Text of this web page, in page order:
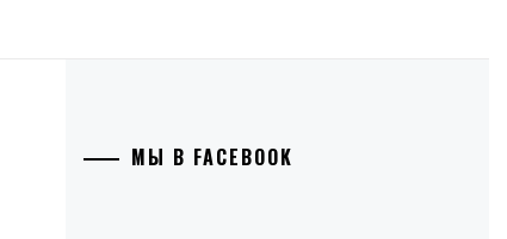
МЫ В FACEBOOK